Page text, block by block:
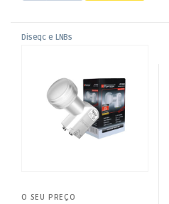
Diseqc e LNBs
O SEU PREÇO